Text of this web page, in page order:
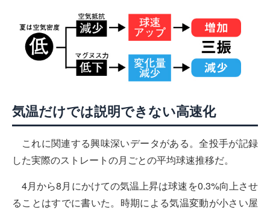
気温だけでは説明できない高速化
これに関連する興味深いデータがある。全投手が記録
した実際のストレートの月ごとの平均球速推移だ。
4月から8月にかけての気温上昇は球速を0.3%向上させ
ることはすでに書いた。時期による気温変動が小さい屋